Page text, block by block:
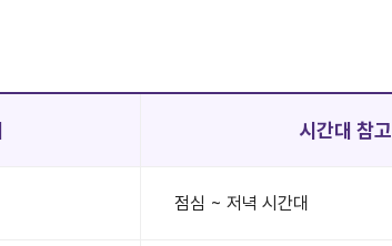
시간대 참고
점심 ~ 저녁 시간대